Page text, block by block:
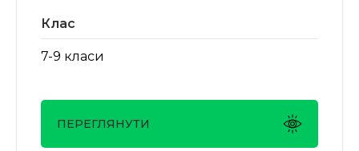
Клас
7-9 класи
ПЕРЕГЛЯНУТИ